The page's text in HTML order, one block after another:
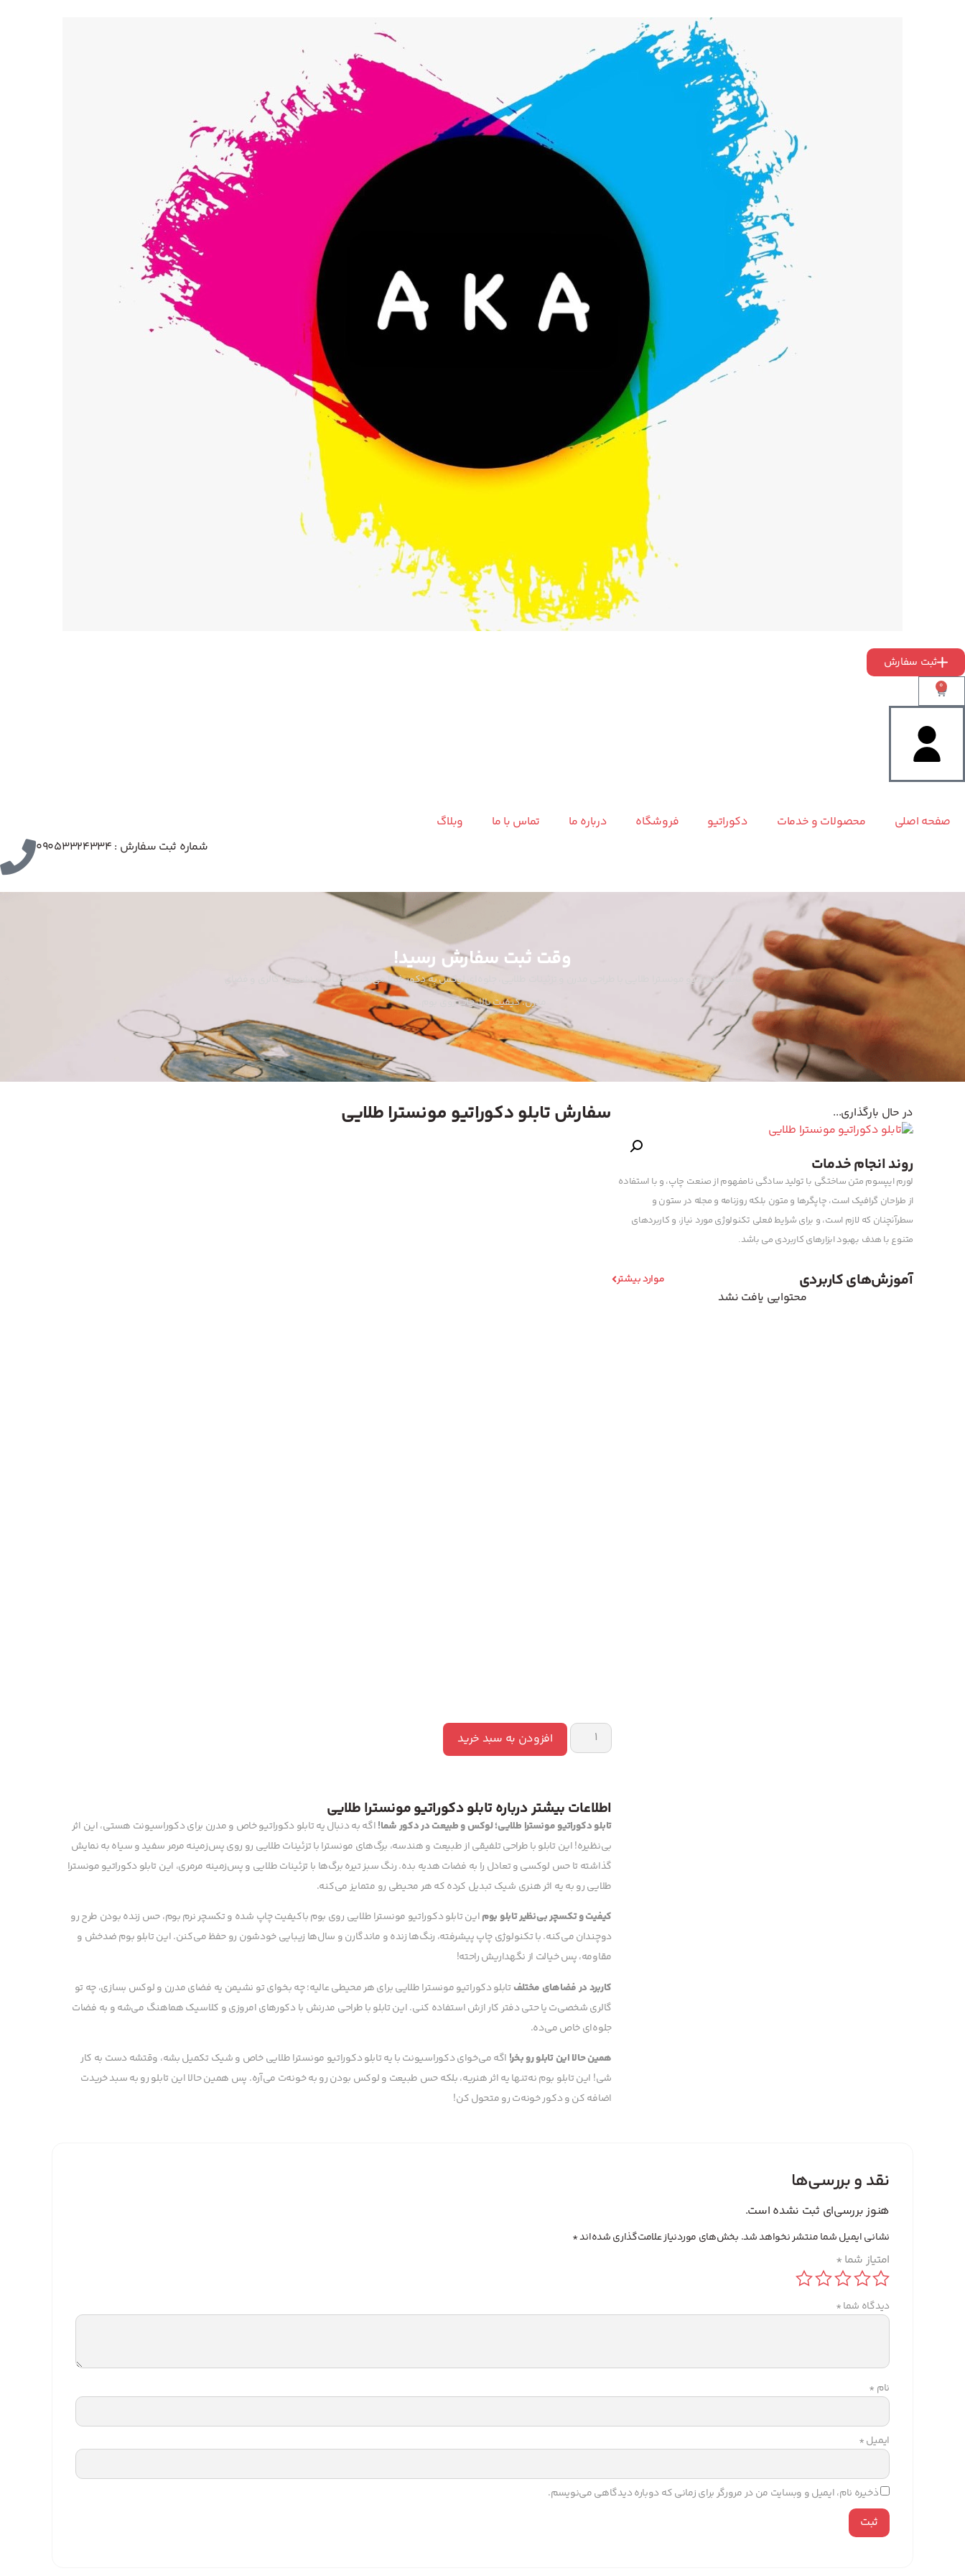
ثبت سفارش
0
صفحه اصلی محصولات و خدمات دکوراتیو فروشگاه درباره ما تماس با ما
وبلاگ
شماره ثبت سفارش : 09053324334
وقت ثبت سفارش رسید!
تابلو دکوراتیو مونسترا طلایی با طراحی مدرن و تزئینات طلایی، جلوه‌ای لوکس به دکور شما می‌بخشد. مناسب نشیمن، گالری و فضای
مدرن. کیفیت بالا، چاپ روی بوم.
در حال بارگذاری...
روند انجام خدمات
لورم ایپسوم متن ساختگی با تولید سادگی نامفهوم از صنعت چاپ، و با استفاده
از طراحان گرافیک است، چاپگرها و متون بلکه روزنامه و مجله در ستون و
سطرآنچنان که لازم است، و برای شرایط فعلی تکنولوژی مورد نیاز، و کاربردهای
متنوع با هدف بهبود ابزارهای کاربردی می باشد.
آموزش‌های کاربردی موارد بیشتر
محتوایی یافت نشد
سفارش تابلو دکوراتیو مونسترا طلایی
افزودن به سبد خرید
اطلاعات بیشتر درباره تابلو دکوراتیو مونسترا طلایی
تابلو دکوراتیو مونسترا طلایی؛ لوکس و طبیعت در دکور شما!اگه به دنبال یه تابلو دکوراتیو خاص و مدرن برای دکوراسیونت هستی، این اثر
بی‌نظیره! این تابلو با طراحی تلفیقی از طبیعت و هندسه، برگ‌های مونسترا با تزئینات طلایی رو روی پس‌زمینه مرمر سفید و سیاه به نمایش
گذاشته تا حس لوکسی و تعادل را به فضات هدیه بده. رنگ سبز تیره برگ‌ها با تزئینات طلایی و پس‌زمینه مرمری، این تابلو دکوراتیو مونسترا
طلایی رو به یه اثر هنری شیک تبدیل کرده که هر محیطی رو متمایز می‌کنه.
کیفیت و تکسچر بی‌نظیر تابلو بوماین تابلو دکوراتیو مونسترا طلایی روی بوم باکیفیت چاپ شده و تکسچر نرم بوم، حس زنده بودن طرح رو
دوچندان می‌کنه. با تکنولوژی چاپ پیشرفته، رنگ‌ها زنده و ماندگارن و سال‌ها زیبایی خودشون رو حفظ می‌کنن. این تابلو بوم ضدخش و
مقاومه، پس خیالت از نگهداریش راحته!
کاربرد در فضاهای مختلف تابلو دکوراتیو مونسترا طلایی برای هر محیطی عالیه؛ چه بخوای تو نشیمن یه فضای مدرن و لوکس بسازی، چه تو
گالری شخصی‌ت یا حتی دفتر کار ازش استفاده کنی. این تابلو با طراحی مدرنش با دکورهای امروزی و کلاسیک هماهنگ می‌شه و به فضات
جلوه‌ای خاص می‌ده.
همین حالا این تابلو رو بخر! اگه می‌خوای دکوراسیونت با یه تابلو دکوراتیو مونسترا طلایی خاص و شیک تکمیل بشه، وقتشه دست به کار
شی! این تابلو بوم نه‌تنها یه اثر هنریه، بلکه حس طبیعت و لوکس بودن رو به خونه‌ت می‌آره. پس همین حالا این تابلو رو به سبد خریدت
اضافه کن و دکور خونه‌ت رو متحول کن!
نقد و بررسی‌ها
هنوز بررسی‌ای ثبت نشده است.
نشانی ایمیل شما منتشر نخواهد شد. بخش‌های موردنیاز علامت‌گذاری شده‌اند*
امتیاز شما *
دیدگاه شما*
نام *
ایمیل*
ذخیره نام، ایمیل و وبسایت من در مرورگر برای زمانی که دوباره دیدگاهی می‌نویسم.